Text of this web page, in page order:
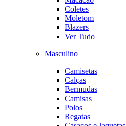
Coletes
Moletom
Blazers
Ver Tudo
Masculino
Camisetas
Calças
Bermudas
Camisas
Polos
Regatas